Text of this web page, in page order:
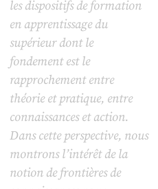
les dispositifs de formation
en apprentissage du
supérieur dont le
fondement est le
rapprochement entre
théorie et pratique, entre
connaissances et action.
Dans cette perspective, nous
montrons l’intérêt de la
notion de frontières de